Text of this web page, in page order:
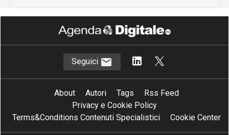
Seguici
About Autori Tags
Rss Feed
Privacy e Cookie Policy
Terms&Conditions Contenuti Specialistici
Cookie Center